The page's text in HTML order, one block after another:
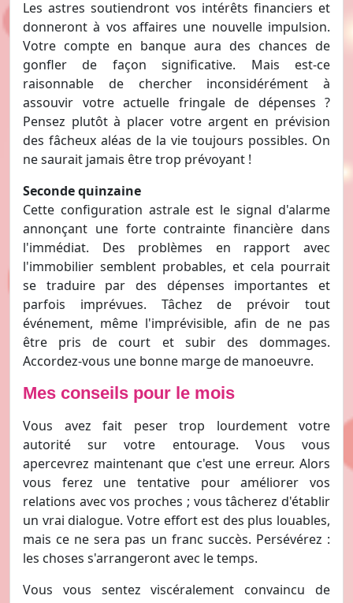
Les astres soutiendront vos intérêts financiers et
donneront à vos affaires une nouvelle impulsion.
Votre compte en banque aura des chances de
gonfler de façon significative. Mais est-ce
raisonnable de chercher inconsidérément à
assouvir votre actuelle fringale de dépenses ?
Pensez plutôt à placer votre argent en prévision
des fâcheux aléas de la vie toujours possibles. On
ne saurait jamais être trop prévoyant !
Seconde quinzaine
Cette configuration astrale est le signal d'alarme
annonçant une forte contrainte financière dans
l'immédiat. Des problèmes en rapport avec
l'immobilier semblent probables, et cela pourrait
se traduire par des dépenses importantes et
parfois imprévues. Tâchez de prévoir tout
événement, même l'imprévisible, afin de ne pas
être pris de court et subir des dommages.
Accordez-vous une bonne marge de manoeuvre.
Mes conseils pour le mois
Vous avez fait peser trop lourdement votre
autorité sur votre entourage. Vous vous
apercevrez maintenant que c'est une erreur. Alors
vous ferez une tentative pour améliorer vos
relations avec vos proches ; vous tâcherez d'établir
un vrai dialogue. Votre effort est des plus louables,
mais ce ne sera pas un franc succès. Persévérez :
les choses s'arrangeront avec le temps.
Vous vous sentez viscéralement convaincu de